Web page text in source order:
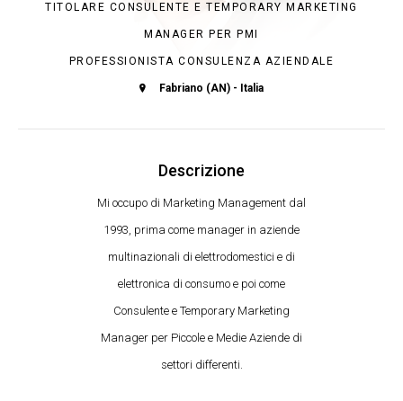
TITOLARE CONSULENTE E TEMPORARY MARKETING
MANAGER PER PMI
PROFESSIONISTA CONSULENZA AZIENDALE
Fabriano (AN) - Italia
Descrizione
Mi occupo di Marketing Management dal
1993, prima come manager in aziende
multinazionali di elettrodomestici e di
elettronica di consumo e poi come
Consulente e Temporary Marketing
Manager per Piccole e Medie Aziende di
settori differenti.